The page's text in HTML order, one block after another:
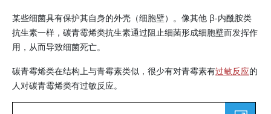
某些细菌具有保护其自身的外壳（细胞壁）。像其他 β-内酰胺类
抗生素一样，碳青霉烯类抗生素通过阻止细菌形成细胞壁而发挥作
用，从而导致细菌死亡。
碳青霉烯类在结构上与青霉素类似，很少有对青霉素有过敏反应的
人对碳青霉烯类有过敏反应。